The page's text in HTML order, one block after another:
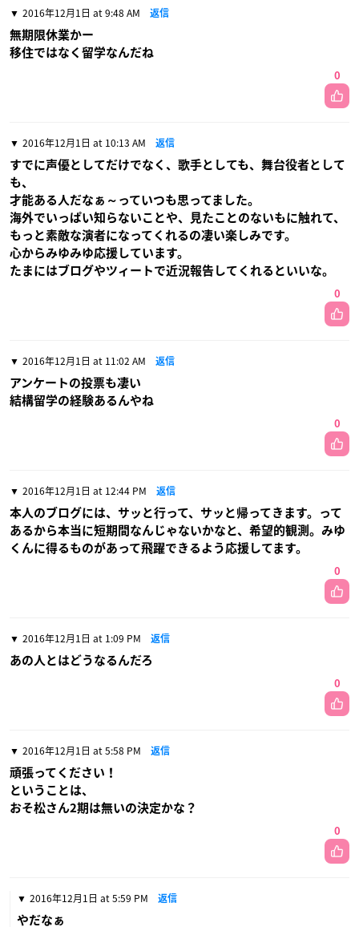
2016年12月1日 at 9:48 AM 返信
無期限休業かー
移住ではなく留学なんだね
0
2016年12月1日 at 10:13 AM 返信
すでに声優としてだけでなく、歌手としても、舞台役者として
も、
才能ある人だなぁ～っていつも思ってました。
海外でいっぱい知らないことや、見たことのないもに触れて、
もっと素敵な演者になってくれるの凄い楽しみです。
心からみゆみゆ応援しています。
たまにはブログやツィートで近況報告してくれるといいな。
0
2016年12月1日 at 11:02 AM 返信
アンケートの投票も凄い
結構留学の経験あるんやね
0
2016年12月1日 at 12:44 PM 返信
本人のブログには、サッと行って、サッと帰ってきます。って
あるから本当に短期間なんじゃないかなと、希望的観測。みゆ
くんに得るものがあって飛躍できるよう応援してます。
0
2016年12月1日 at 1:09 PM 返信
あの人とはどうなるんだろ
0
2016年12月1日 at 5:58 PM 返信
頑張ってください！
ということは、
おそ松さん2期は無いの決定かな？
0
2016年12月1日 at 5:59 PM 返信
やだなぁ